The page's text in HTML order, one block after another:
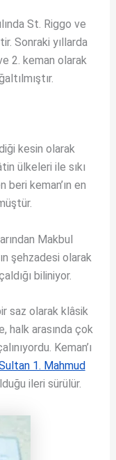
St. Riggo ve
Sonraki yıllarda
2. keman olarak
kesin olarak
ülkeleri ile sıkı
keman’ın en
Makbul
şehzadesi olarak
biliniyor.
saz olarak klâsik
halk arasında çok
Keman’ı
1. Mahmud
ileri sürülür.